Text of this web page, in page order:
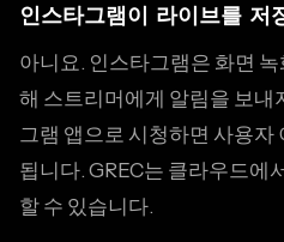
인스타그램이 라이브를 저
아니요. 인스타그램은 화면
해 스트리머에게 알림을 보내
그램 앱으로 시청하면 사용자
됩니다. GREC는 클라우드에
할 수 있습니다.